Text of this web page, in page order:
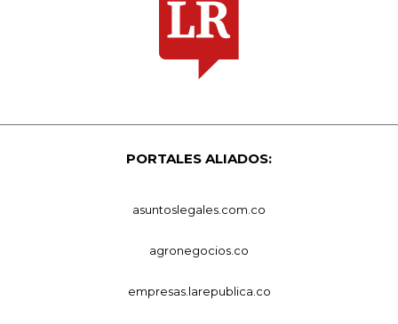
PORTALES ALIADOS:
asuntoslegales.com.co
agronegocios.co
empresas.larepublica.co